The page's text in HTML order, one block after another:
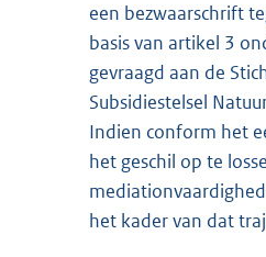
een bezwaarschrift
basis van artikel 3
gevraagd aan de
Subsidiestelsel
Indien conform het
het geschil op te
het kader van dat